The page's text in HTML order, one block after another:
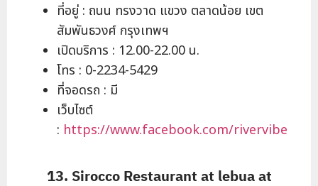
ที่อยู่ : ถนน ทรงวาด แขวง ตลาดน้อย เขต
สัมพันธวงศ์ กรุงเทพฯ
เปิดบริการ : 12.00-22.00 น.
โทร : 0-2234-5429
ที่จอดรถ : มี
เว็บไซต์
: https://www.facebook.com/rivervibe
13. Sirocco Restaurant at lebua at